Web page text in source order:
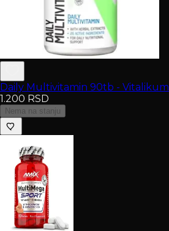
Daily Multivitamin 90tb - Vitalikum
1.200 RSD
Nema na stanju